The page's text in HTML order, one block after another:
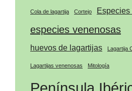
Cola de lagartija Cortejo
especies venenosas
huevos de lagartijas Lagartija
Lagartijas venenosas Mitología